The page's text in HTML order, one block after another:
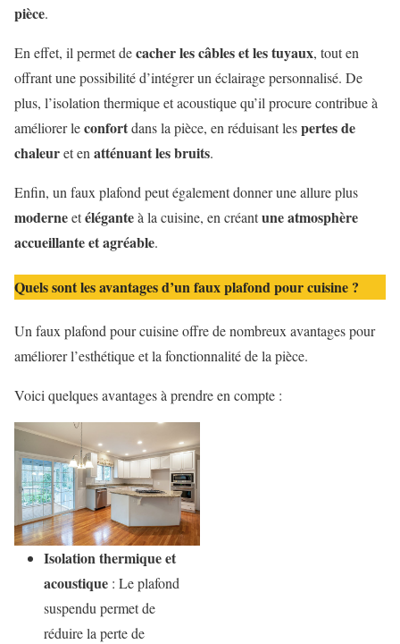
pièce.
En effet, il permet decacher les câbles et les tuyaux, tout en
offrant une possibilité d’intégrer un éclairage personnalisé. De
plus, l’isolation thermique et acoustique qu’il procure contribue à
améliorer leconfortdans la pièce, en réduisant lespertes de
chaleuret enatténuant les bruits.
Enfin, un faux plafond peut également donner une allure plus
moderneetéléganteà la cuisine, en créantune atmosphère
accueillante et agréable.
Quels sont les avantages d’un faux plafond pour cuisine ?
Un faux plafond pour cuisine offre de nombreux avantages pour
améliorer l’esthétique et la fonctionnalité de la pièce.
Voici quelques avantages à prendre en compte :
Isolation thermique et
acoustique : Le plafond
suspendu permet de
réduire la perte de